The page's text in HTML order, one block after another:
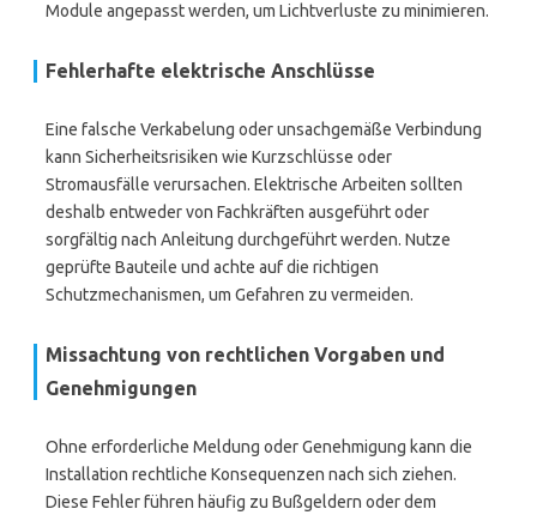
Module angepasst werden, um Lichtverluste zu minimieren.
Fehlerhafte elektrische Anschlüsse
Eine falsche Verkabelung oder unsachgemäße Verbindung
kann Sicherheitsrisiken wie Kurzschlüsse oder
Stromausfälle verursachen. Elektrische Arbeiten sollten
deshalb entweder von Fachkräften ausgeführt oder
sorgfältig nach Anleitung durchgeführt werden. Nutze
geprüfte Bauteile und achte auf die richtigen
Schutzmechanismen, um Gefahren zu vermeiden.
Missachtung von rechtlichen Vorgaben und
Genehmigungen
Ohne erforderliche Meldung oder Genehmigung kann die
Installation rechtliche Konsequenzen nach sich ziehen.
Diese Fehler führen häufig zu Bußgeldern oder dem